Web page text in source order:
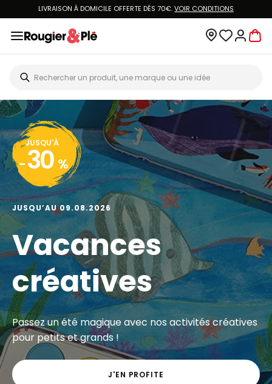
LIVRAISON À DOMICILE OFFERTE DÈS 70€.VOIR CONDITIONS
JUSQU'À
- 30 %
JUSQU’AU 09.08.2026
Vacances
créatives
Passez un été magique avec nos activités créatives
pour petits et grands !
J'EN PROFITE